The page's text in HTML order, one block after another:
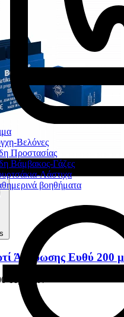
Βελόνες
Προστασίας
Βάμβακος-Γάζες
Λάστιχα
βοηθήματα
Άρθρωσης Ευθύ 200 μ
Τεμαχίων